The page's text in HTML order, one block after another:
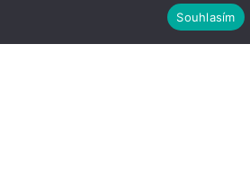
Souhlasím